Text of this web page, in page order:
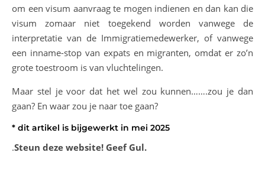
om een visum aanvraag te mogen indienen en dan kan die
visum zomaar niet toegekend worden vanwege de
interpretatie van de Immigratiemedewerker, of vanwege
een inname-stop van expats en migranten, omdat er zo’n
grote toestroom is van vluchtelingen.
Maar stel je voor dat het wel zou kunnen…….zou je dan
gaan? En waar zou je naar toe gaan?
* dit artikel is bijgewerkt in mei 2025
.Steun deze website! Geef Gul.